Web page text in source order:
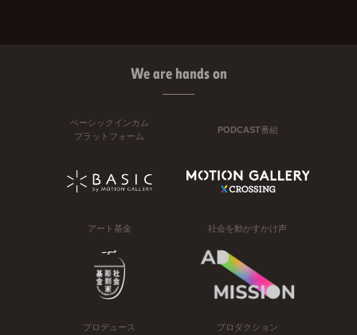
We are hands on
ベーシックインカム
プラットフォーム
PODCAST番組
アート基金 社会を動かすかけ声
プロデュース プロダクション